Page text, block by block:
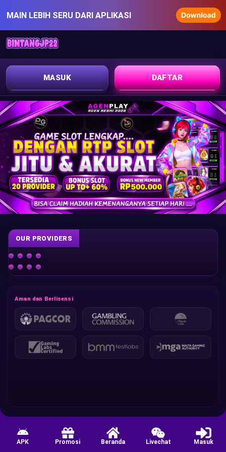
MAIN LEBIH SERU DARI APLIKASI
MASUK DAFTAR
OUR PROVIDERS
Aman dan Berlisensi
APK Promosi Beranda Livechat Masuk